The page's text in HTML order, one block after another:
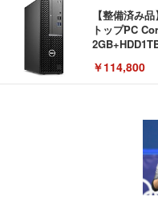
【整備済み
トップPC
アダプター付
￥114,800
エレコム モ
チ対応 耐荷
DPA-SS02BK
Amazonベ
回使い捨て
[EdoErgo]
い 跳ね上げ
キング pc
ン樹脂ベー
(黒網+黒枠+